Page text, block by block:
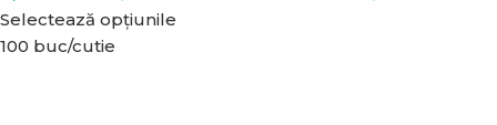
Selectează opțiunile
100 buc/cutie